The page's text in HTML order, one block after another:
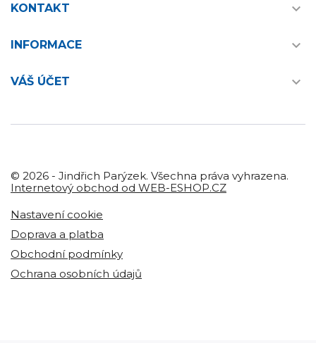
KONTAKT 
INFORMACE 
VÁŠ ÚČET 
© 2026 - Jindřich Parýzek. Všechna práva vyhrazena.
Internetový obchod od WEB-ESHOP.CZ
Nastavení cookie
Doprava a platba
Obchodní podmínky
Ochrana osobních údajů